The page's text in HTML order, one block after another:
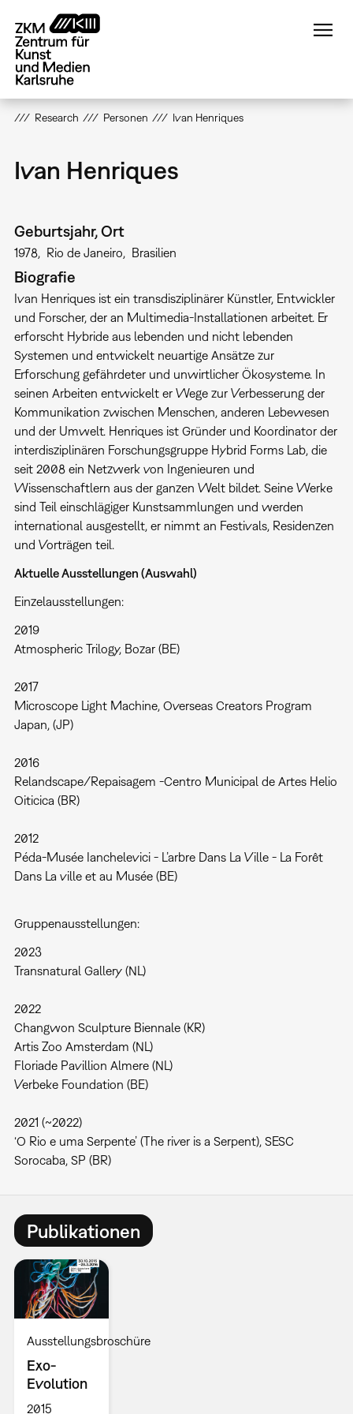
zum
Inhalt
Research Personen Ivan Henriques
Ivan Henriques
Geburtsjahr, Ort
1978 Rio de Janeiro Brasilien
Biografie
Ivan Henriques ist ein transdisziplinärer Künstler, Entwickler
und Forscher, der an Multimedia-Installationen arbeitet. Er
erforscht Hybride aus lebenden und nicht lebenden
Systemen und entwickelt neuartige Ansätze zur
Erforschung gefährdeter und unwirtlicher Ökosysteme. In
seinen Arbeiten entwickelt er Wege zur Verbesserung der
Kommunikation zwischen Menschen, anderen Lebewesen
und der Umwelt. Henriques ist Gründer und Koordinator der
interdisziplinären Forschungsgruppe Hybrid Forms Lab, die
seit 2008 ein Netzwerk von Ingenieuren und
Wissenschaftlern aus der ganzen Welt bildet. Seine Werke
sind Teil einschlägiger Kunstsammlungen und werden
international ausgestellt, er nimmt an Festivals, Residenzen
und Vorträgen teil.
Aktuelle Ausstellungen (Auswahl)
Einzelausstellungen:
2019
Atmospheric Trilogy, Bozar (BE)
2017
Microscope Light Machine, Overseas Creators Program
Japan, (JP)
2016
Relandscape/Repaisagem -Centro Municipal de Artes Helio
Oiticica (BR)
2012
Péda-Musée Ianchelevici - L’arbre Dans La Ville - La Forêt
Dans La ville et au Musée (BE)
Gruppenausstellungen:
2023
Transnatural Gallery (NL)
2022
Changwon Sculpture Biennale (KR)
Artis Zoo Amsterdam (NL)
Floriade Pavillion Almere (NL)
Verbeke Foundation (BE)
2021 (~2022)
‘O Rio e uma Serpente’ (The river is a Serpent), SESC
Sorocaba, SP (BR)
Publikationen
Ausstellungsbroschüre
Exo-
Evolution
2015